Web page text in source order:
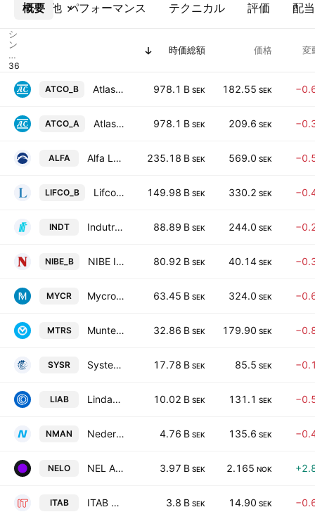
概要 パフォーマンス テクニカル 評価 配当
その他
シ
ン
ボ
ル
時価総額 価格 変
ATCO_B Atlas Copco AB Class B 978.1 B SEK 182.55 SEK
ATCO_A Atlas Copco AB Class A 978.1 B SEK 209.6 SEK
ALFA Alfa Laval AB 235.18 B SEK 569.0 SEK
LIFCO_B Lifco AB Class B 149.98 B SEK 330.2 SEK
INDT Indutrade AB 88.89 B SEK 244.0 SEK
NIBE_B NIBE Industrier AB Class B 80.92 B SEK 40.14 SEK
MYCR Mycronic AB 63.45 B SEK 324.0 SEK
MTRS Munters Group AB 32.86 B SEK 179.90 SEK
SYSR Systemair AB 17.78 B SEK 85.5 SEK
LIAB Lindab International AB 10.02 B SEK 131.1 SEK
NMAN Nederman Holding AB 4.76 B SEK 135.6 SEK
NELO NEL ASA 3.97 B SEK 2.165 NOK
ITAB ITAB Group AB (publ) 3.8 B SEK 14.90 SEK